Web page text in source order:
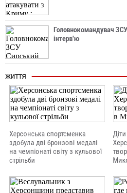
Головнокомандувач
інтерв'ю
ЖИТТЯ
Херсонська спортсменка
здобула дві бронзові медалі
на чемпіонаті світу з кульової
стрільби